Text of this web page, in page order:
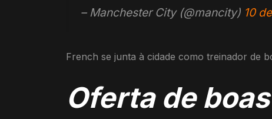
– Manchester City (@mancity) 10
French se junta à cidade como treinador de
Oferta de